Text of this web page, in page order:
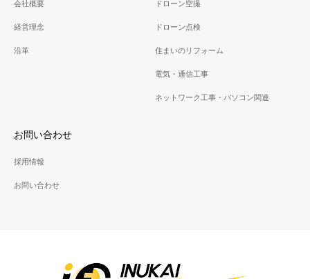
会社概要
経営理念
沿革
ドローン空撮
ドローン点検
住まいのリフォーム
電気・通信工事
ネットワーク工事・パソコン関連
お問い合わせ
採用情報
お問い合わせ